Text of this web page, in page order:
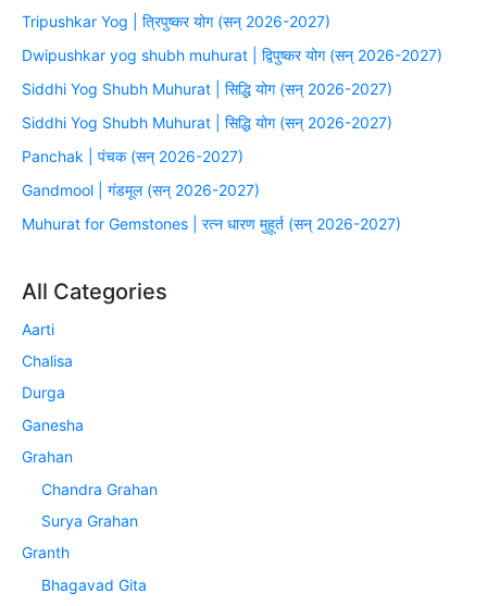
Tripushkar Yog | त्रिपुष्कर योग (सन् 2026-2027)
Dwipushkar yog shubh muhurat | द्विपुष्कर योग (सन् 2026-2027)
Siddhi Yog Shubh Muhurat | सिद्धि योग (सन् 2026-2027)
Siddhi Yog Shubh Muhurat | सिद्धि योग (सन् 2026-2027)
Panchak | पंचक (सन् 2026-2027)
Gandmool | गंडमूल (सन् 2026-2027)
Muhurat for Gemstones | रत्न धारण मुहूर्त (सन् 2026-2027)
All Categories
Aarti
Chalisa
Durga
Ganesha
Grahan
Chandra Grahan
Surya Grahan
Granth
Bhagavad Gita